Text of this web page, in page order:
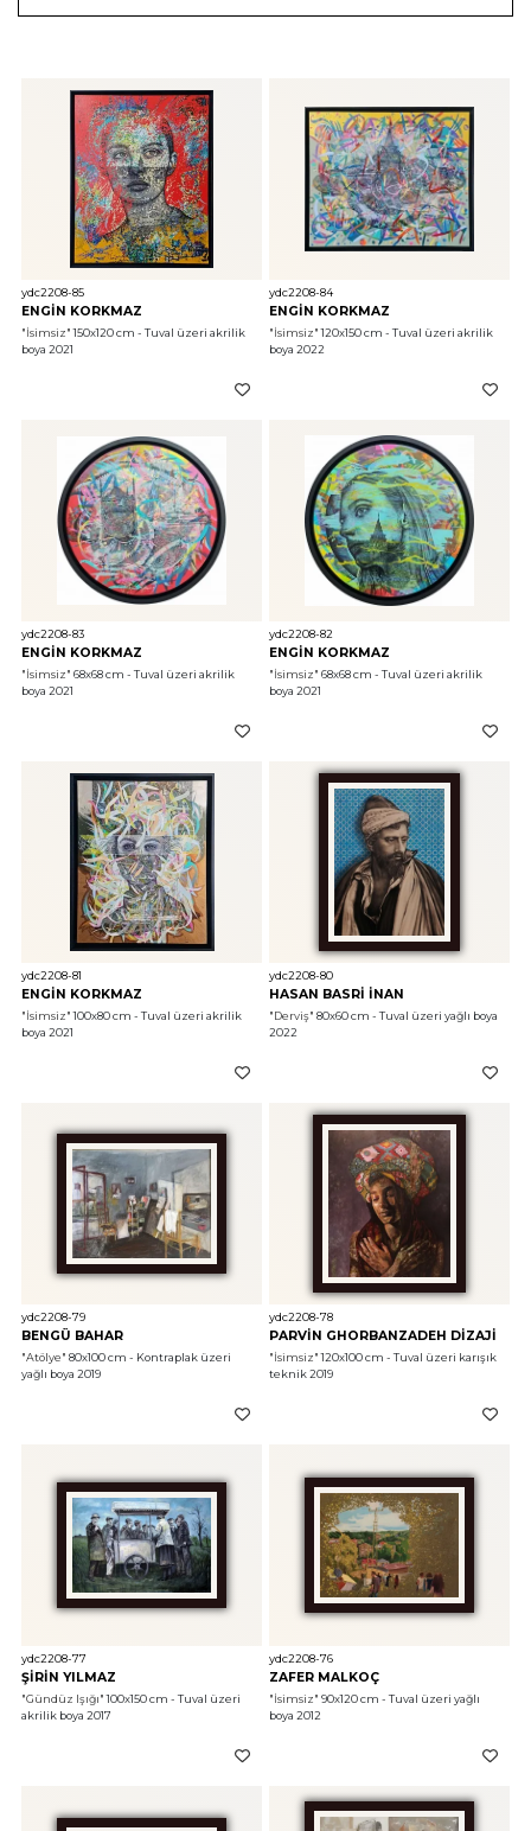
ydc2208-85
ENGİN KORKMAZ
"İsimsiz" 150x120 cm - Tuval üzeri akrilik
boya 2021
ydc2208-84
ENGİN KORKMAZ
"İsimsiz" 120x150 cm - Tuval üzeri akrilik
boya 2022
ydc2208-83
ENGİN KORKMAZ
"İsimsiz" 68x68 cm - Tuval üzeri akrilik
boya 2021
ydc2208-82
ENGİN KORKMAZ
"İsimsiz" 68x68 cm - Tuval üzeri akrilik
boya 2021
ydc2208-81
ENGİN KORKMAZ
"İsimsiz" 100x80 cm - Tuval üzeri akrilik
boya 2021
ydc2208-80
HASAN BASRİ İNAN
"Derviş" 80x60 cm - Tuval üzeri yağlı boya
2022
ydc2208-79
BENGÜ BAHAR
"Atölye" 80x100 cm - Kontraplak üzeri
yağlı boya 2019
ydc2208-78
PARVİN GHORBANZADEH DİZAJİ
"İsimsiz" 120x100 cm - Tuval üzeri karışık
teknik 2019
ydc2208-77
ŞİRİN YILMAZ
"Gündüz Işığı" 100x150 cm - Tuval üzeri
akrilik boya 2017
ydc2208-76
ZAFER MALKOÇ
"İsimsiz" 90x120 cm - Tuval üzeri yağlı
boya 2012